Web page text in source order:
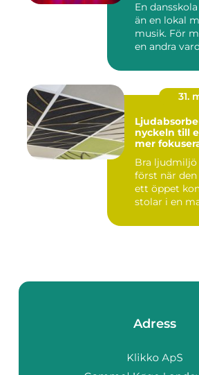
En
än en lokal
musik. För
en andra
31.
nyckeln till
mer
Bra
först när den
ett öppet
stolar i en
Adress